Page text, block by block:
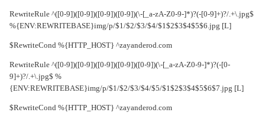
RewriteRule ^([0-9])([0-9])([0-9])([0-9])(\-[_a-zA-Z0-9-]*)?(-[0-9]+)?/.+\.jpg$
%{ENV:REWRITEBASE}img/p/$1/$2/$3/$4/$1$2$3$4$5$6.jpg [L]
RewriteCond %{HTTP_HOST} ^zayanderod.com$
RewriteRule ^([0-9])([0-9])([0-9])([0-9])([0-9])(\-[_a-zA-Z0-9-]*)?(-[0-
9]+)?/.+\.jpg$ %
{ENV:REWRITEBASE}img/p/$1/$2/$3/$4/$5/$1$2$3$4$5$6$7.jpg [L]
RewriteCond %{HTTP_HOST} ^zayanderod.com$